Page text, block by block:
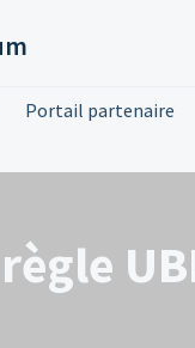
Portail partenaire